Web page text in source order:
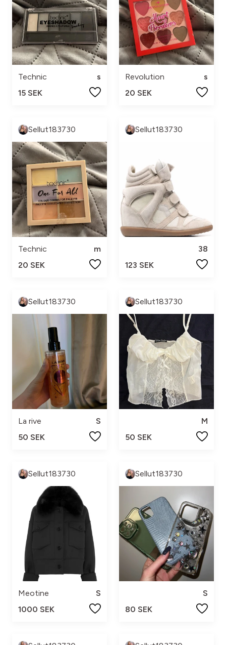
Technic
s
15 SEK
Revolution
s
20 SEK
Sellut183730
Technic
m
20 SEK
Sellut183730
38
123 SEK
Sellut183730
La rive
S
50 SEK
Sellut183730
M
50 SEK
Sellut183730
Meotine
S
1000 SEK
Sellut183730
S
80 SEK